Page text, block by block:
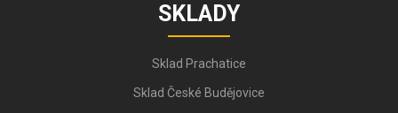
SKLADY
Sklad Prachatice
Sklad České Budějovice